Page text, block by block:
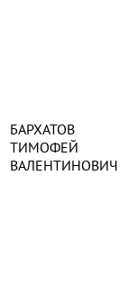
БАРХАТОВ
ТИМОФЕЙ
ВАЛЕНТИНОВИЧ